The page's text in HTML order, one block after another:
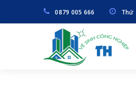
0879 005 666 Thứ